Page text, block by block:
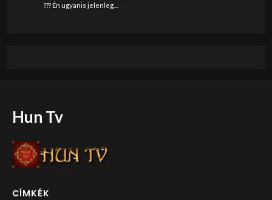
??? Én ugyanis jelenleg…
Hun Tv
CÍMKÉK